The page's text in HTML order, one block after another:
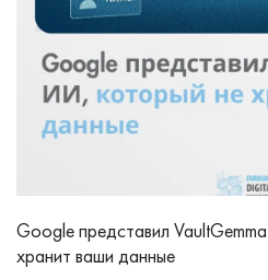
Google представил
хранит ваши данные